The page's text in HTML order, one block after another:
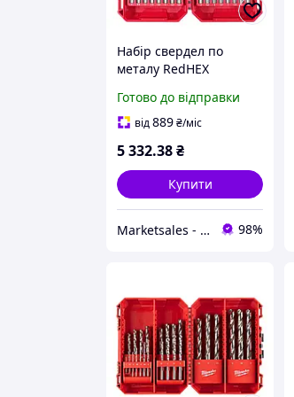
Набір свердел по
металу RedHEX
PACKOUT (Ø 2 13 мм) 25
шт. в пластиковому
4932500420
Готово до відправки
від889₴/міс
5 332.38₴
Купити
Marketsales - обладнання та інструменти 98%